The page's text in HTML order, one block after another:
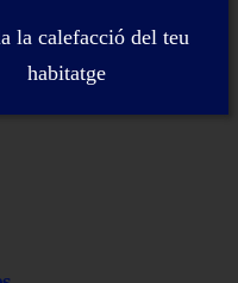
la calefacció del teu
habitatge